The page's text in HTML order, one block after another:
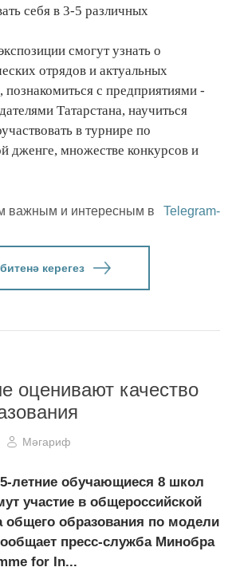
себя в 3-5 различных
смогут узнать о
отрядов и актуальных
познакомиться с предприятиями -
Татарстана, научиться
в турнире по
дженге, множестве конкурсов и
важным и интересным в
Telegram-
керегез
оценивают качество
Мәгариф
летние обучающиеся 8 школ
участие в общероссийской
общего образования по модели
пресс-служба Минобра
for In...